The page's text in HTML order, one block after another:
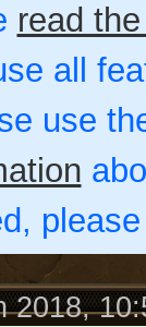
read
all
use
2018,